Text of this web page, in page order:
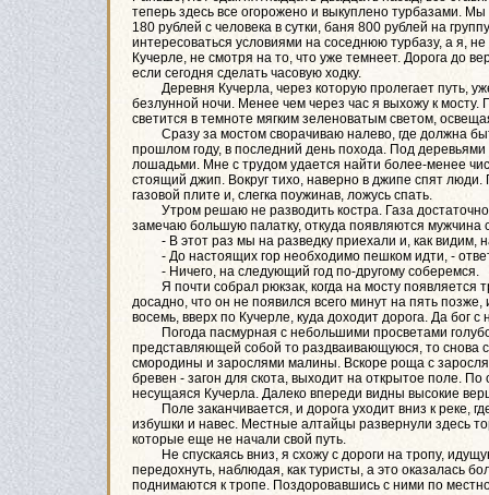
теперь здесь все огорожено и выкуплено турбазами.
180 рублей с человека в сутки, баня 800 рублей на
интересоваться условиями на соседнюю турбазу, а я,
Кучерле, не смотря на то, что уже темнеет. Дорога до
если сегодня сделать часовую ходку.
Деревня Кучерла, через которую пролегает путь,
безлунной ночи. Менее чем через час я выхожу к
светится в темноте мягким зеленоватым светом,
Сразу за мостом сворачиваю налево, где должна
прошлом году, в последний день похода. Под
лошадьми. Мне с трудом удается найти более-менее
стоящий джип. Вокруг тихо, наверно в джипе спят
газовой плите и, слегка поужинав, ложусь спать.
Утром решаю не разводить костра. Газа
замечаю большую палатку, откуда появляются мужчина
- В этот раз мы на разведку приехали и, как видим,
- До настоящих гор необходимо пешком идти, -
- Ничего, на следующий год по-другому соберемся.
Я почти собрал рюкзак, когда на мосту появляется
досадно, что он не появился всего минут на пять
восемь, вверх по Кучерле, куда доходит дорога. Да бог
Погода пасмурная с небольшими просветами
представляющей собой то раздваивающуюся, то
смородины и зарослями малины. Вскоре роща с
бревен - загон для скота, выходит на открытое поле.
несущаяся Кучерла. Далеко впереди видны высокие
Поле заканчивается, и дорога уходит вниз к реке,
избушки и навес. Местные алтайцы развернули здесь
которые еще не начали свой путь.
Не спускаясь вниз, я схожу с дороги на тропу,
передохнуть, наблюдая, как туристы, а это оказалась
поднимаются к тропе. Поздоровавшись с ними по